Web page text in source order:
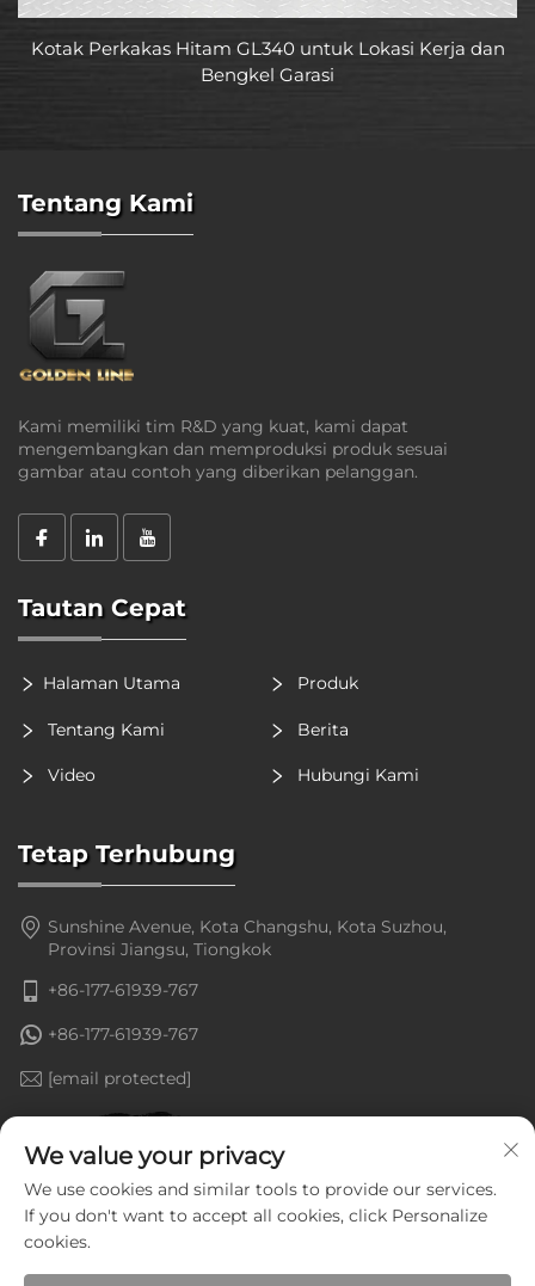
Kotak Perkakas Hitam GL340 untuk Lokasi Kerja dan
Bengkel Garasi
Tentang Kami
Kami memiliki tim R&D yang kuat, kami dapat
mengembangkan dan memproduksi produk sesuai
gambar atau contoh yang diberikan pelanggan.
Tautan Cepat
Halaman Utama Produk
Tentang Kami Berita
Video Hubungi Kami
Tetap Terhubung
Sunshine Avenue, Kota Changshu, Kota Suzhou,
Provinsi Jiangsu, Tiongkok
+86-177-61939-767
+86-177-61939-767
[email protected]
We value your privacy
We use cookies and similar tools to provide our services.
If you don't want to accept all cookies, click Personalize
cookies.